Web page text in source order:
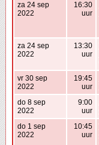
za 24 sep
2022
16:30
uur
za 24 sep
2022
13:30
uur
vr 30 sep
2022
19:45
uur
do 8 sep
2022
9:00
uur
do 1 sep
2022
10:45
uur